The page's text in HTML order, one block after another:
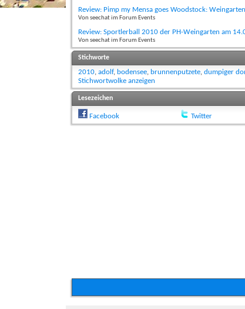
Review: Pimp my Mensa goes Woodstock:
Von seechat im Forum Events
Review: Sportlerball 2010 der PH-Weingarten am
Von seechat im Forum Events
Stichworte
2010, adolf, bodensee, brunnenputzete, dumpiger
Stichwortwolke anzeigen
Lesezeichen
Facebook Twitter